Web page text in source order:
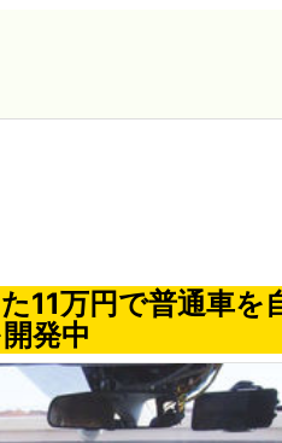
11万円で普通車を
発中